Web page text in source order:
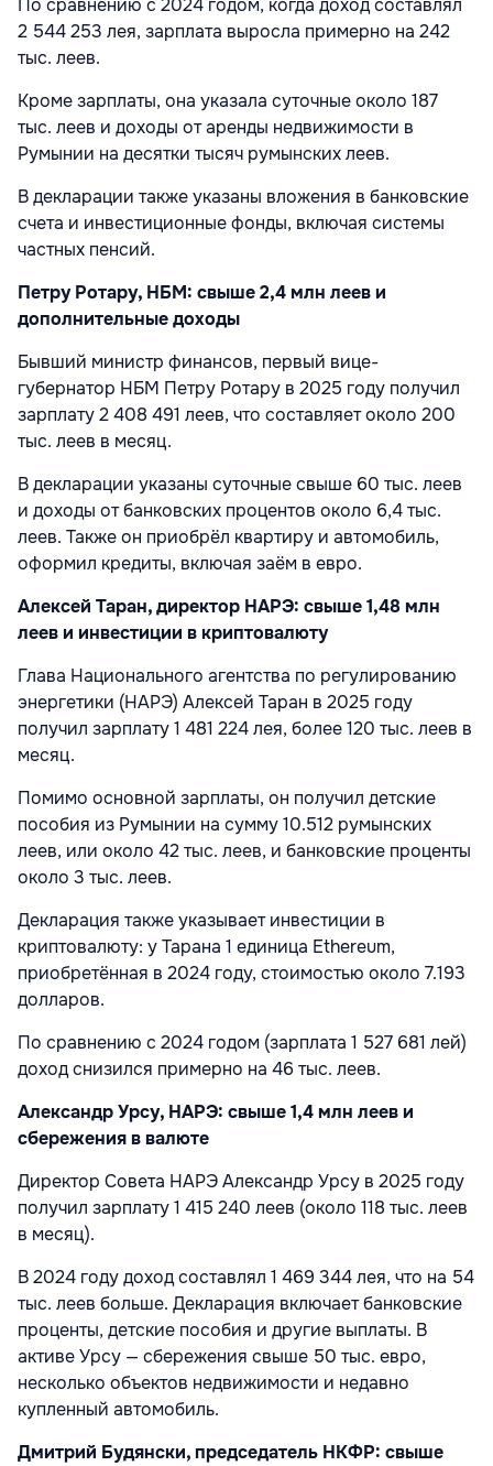
По сравнению с 2024 годом, когда доход составлял
2 544 253 лея, зарплата выросла примерно на 242
тыс. леев.
Кроме зарплаты, она указала суточные около 187
тыс. леев и доходы от аренды недвижимости в
Румынии на десятки тысяч румынских леев.
В декларации также указаны вложения в банковские
счета и инвестиционные фонды, включая системы
частных пенсий.
Петру Ротару, НБМ: свыше 2,4 млн леев и
дополнительные доходы
Бывший министр финансов, первый вице-
губернатор НБМ Петру Ротару в 2025 году получил
зарплату 2 408 491 леев, что составляет около 200
тыс. леев в месяц.
В декларации указаны суточные свыше 60 тыс. леев
и доходы от банковских процентов около 6,4 тыс.
леев. Также он приобрёл квартиру и автомобиль,
оформил кредиты, включая заём в евро.
Алексей Таран, директор НАРЭ: свыше 1,48 млн
леев и инвестиции в криптовалюту
Глава Национального агентства по регулированию
энергетики (НАРЭ) Алексей Таран в 2025 году
получил зарплату 1 481 224 лея, более 120 тыс. леев в
месяц.
Помимо основной зарплаты, он получил детские
пособия из Румынии на сумму 10.512 румынских
леев, или около 42 тыс. леев, и банковские проценты
около 3 тыс. леев.
Декларация также указывает инвестиции в
криптовалюту: у Тарана 1 единица Ethereum,
приобретённая в 2024 году, стоимостью около 7.193
долларов.
По сравнению с 2024 годом (зарплата 1 527 681 лей)
доход снизился примерно на 46 тыс. леев.
Александр Урсу, НАРЭ: свыше 1,4 млн леев и
сбережения в валюте
Директор Совета НАРЭ Александр Урсу в 2025 году
получил зарплату 1 415 240 леев (около 118 тыс. леев
в месяц).
В 2024 году доход составлял 1 469 344 лея, что на 54
тыс. леев больше. Декларация включает банковские
проценты, детские пособия и другие выплаты. В
активе Урсу — сбережения свыше 50 тыс. евро,
несколько объектов недвижимости и недавно
купленный автомобиль.
Дмитрий Будянски, председатель НКФР: свыше